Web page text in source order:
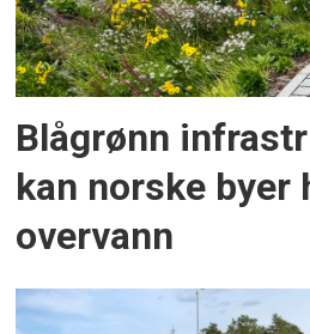
Blågrønn
kan norske byer
overvann